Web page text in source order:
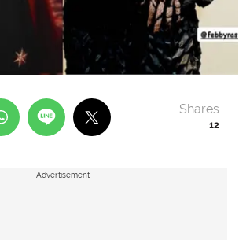
12
Shares
Advertisement